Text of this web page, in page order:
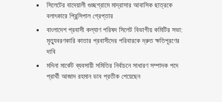
সিলেটের বাদেয়ালী গুচ্ছগ্রামে মাদ্রাসার আবাসিক ছাত্রকে
বলাৎকারে প্রিন্সিপাল গ্রেপ্তার ‎
বাংলাদেশ প্রবাসী কল্যাণ পরিষদ সিলেট বিভাগীয় কমিটির সভা:
মৃত্যুবরণকারি কাতার প্রবাসীদের পরিবারকে দ্রুত ক্ষতিপূরণের
দাবি
মদিনা মার্কেট ব্যবসায়ী সমিতির নির্বাচনে সাধারণ সম্পাদক পদে
প্রার্থী আজাদ রহমান ডাব প্রতীক পেয়েছেন ‎